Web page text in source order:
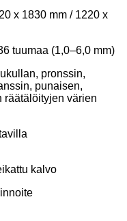
x 1830 mm / 1220 x
tuumaa (1,0–6,0 mm)
pronssin,
punaisen,
räätälöityjen värien
kalvo